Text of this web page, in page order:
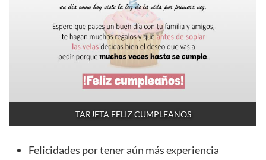
TARJETA FELIZ CUMPLEAÑOS
Felicidades por tener aún más experiencia